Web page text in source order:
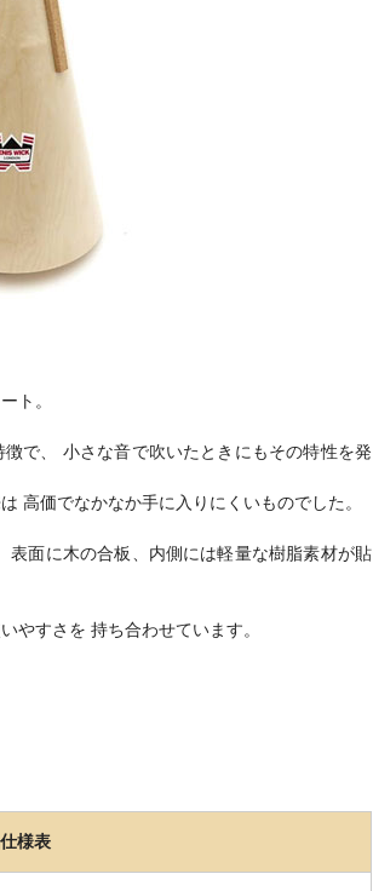
ト。
で、 小さな音で吹いたときにもその特性を発
高価でなかなか手に入りにくいものでした。
面に木の合板、内側には軽量な樹脂素材が貼
やすさを 持ち合わせています。
様表